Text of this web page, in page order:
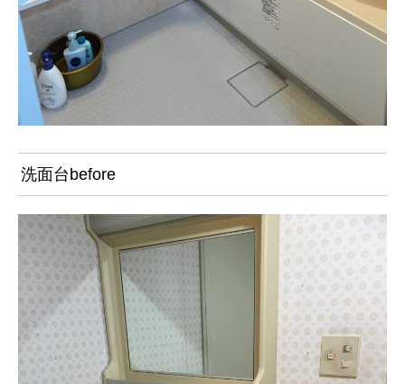
洗面台before